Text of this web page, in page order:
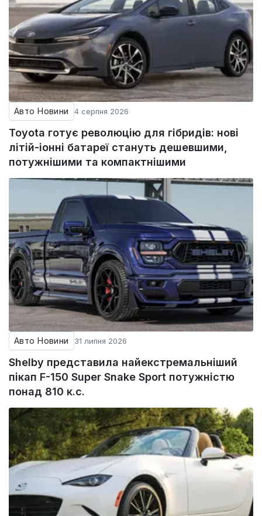
Авто Новини 4 серпня 2026
Toyota готує революцію для гібридів: нові
літій-іонні батареї стануть дешевшими,
потужнішими та компактнішими
Авто Новини 31 липня 2026
Shelby представила найекстремальніший
пікап F-150 Super Snake Sport потужністю
понад 810 к.с.